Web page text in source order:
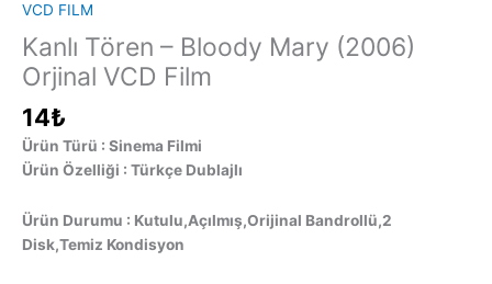
VCD FILM
Kanlı Tören – Bloody Mary (2006)
Orjinal VCD Film
14₺
Ürün Türü : Sinema Filmi
Ürün Özelliği : Türkçe Dublajlı
Ürün Durumu : Kutulu,Açılmış,Orijinal Bandrollü,2
Disk,Temiz Kondisyon